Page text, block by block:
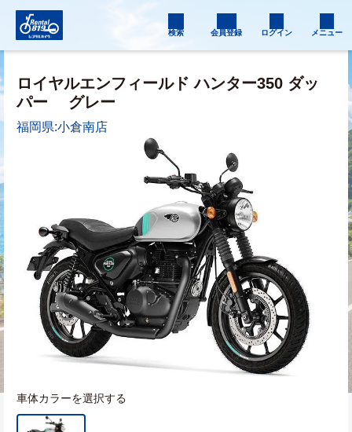
検索 会員登録 ログイン メニュー
ロイヤルエンフィールド ハンター350 ダッ
パー
グレー
福岡県:小倉南店
車体カラーを選択する